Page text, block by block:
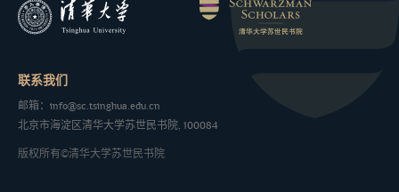
联系我们
邮箱：info@sc.tsinghua.edu.cn
北京市海淀区清华大学苏世民书院, 100084
版权所有©清华大学苏世民书院